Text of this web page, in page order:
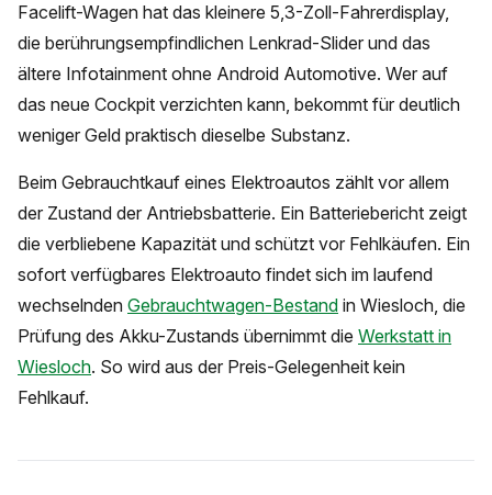
Facelift-Wagen hat das kleinere 5,3-Zoll-Fahrerdisplay,
die berührungsempfindlichen Lenkrad-Slider und das
ältere Infotainment ohne Android Automotive. Wer auf
das neue Cockpit verzichten kann, bekommt für deutlich
weniger Geld praktisch dieselbe Substanz.
Beim Gebrauchtkauf eines Elektroautos zählt vor allem
der Zustand der Antriebsbatterie. Ein Batteriebericht zeigt
die verbliebene Kapazität und schützt vor Fehlkäufen. Ein
sofort verfügbares Elektroauto findet sich im laufend
wechselnden Gebrauchtwagen-Bestand in Wiesloch, die
Prüfung des Akku-Zustands übernimmt die Werkstatt in
Wiesloch. So wird aus der Preis-Gelegenheit kein
Fehlkauf.